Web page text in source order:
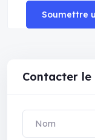
Soumettre
Contacter